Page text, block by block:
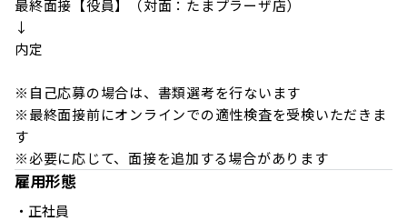
最終面接【役員】（対面：たまプラーザ店）
↓
内定
※自己応募の場合は、書類選考を行ないます
※最終面接前にオンラインでの適性検査を受検いただきま
す
※必要に応じて、面接を追加する場合があります
雇用形態
・正社員